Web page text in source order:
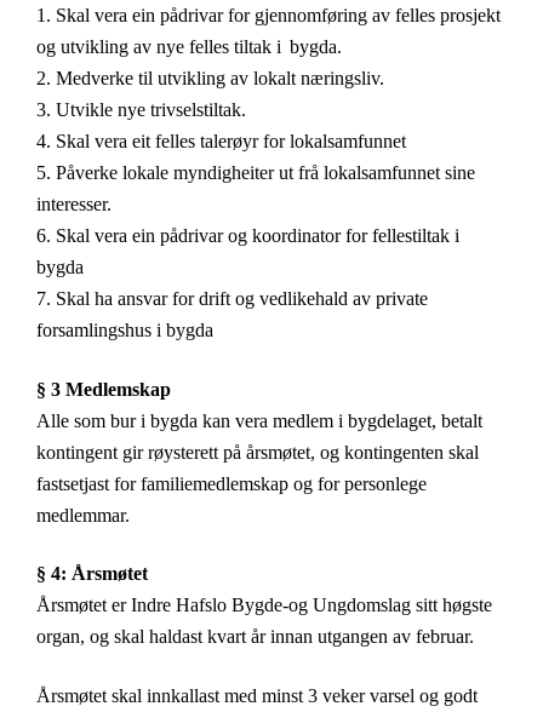
1 . Skal vera ein pådrivar for gjennomføring av felles prosjekt
og utvikling av nye felles tiltak i bygda.
2. Medverke til utvikling av lokalt næringsliv.
3. Utvikle nye trivselstiltak.
4. Skal vera eit felles talerøyr for lokalsamfunnet
5. Påverke lokale myndigheiter ut frå lokalsamfunnet sine
interesser.
6. Skal vera ein pådrivar og koordinator for fellestiltak i
bygda
7. Skal ha ansvar for drift og vedlikehald av private
forsamlingshus i bygda
§ 3 Medlemskap
Alle som bur i bygda kan vera medlem i bygdelaget, betalt
kontingent gir røysterett på årsmøtet, og kontingenten skal
fastsetjast for familiemedlemskap og for personlege
medlemmar.
§ 4: Årsmøtet
Årsmøtet er Indre Hafslo Bygde-og Ungdomslag sitt høgste
organ, og skal haldast kvart år innan utgangen av februar.
Årsmøtet skal innkallast med minst 3 veker varsel og godt